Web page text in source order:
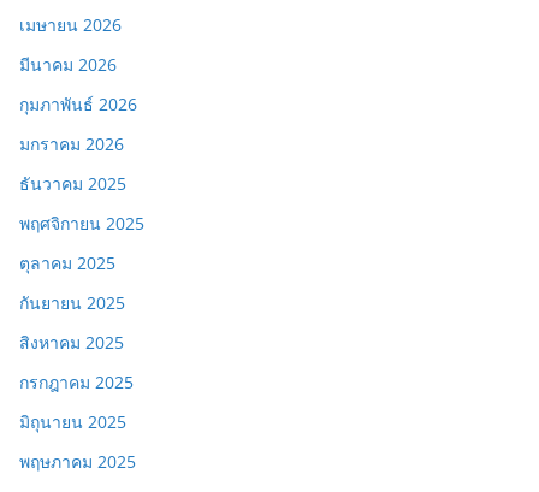
เมษายน 2026
มีนาคม 2026
กุมภาพันธ์ 2026
มกราคม 2026
ธันวาคม 2025
พฤศจิกายน 2025
ตุลาคม 2025
กันยายน 2025
สิงหาคม 2025
กรกฎาคม 2025
มิถุนายน 2025
พฤษภาคม 2025